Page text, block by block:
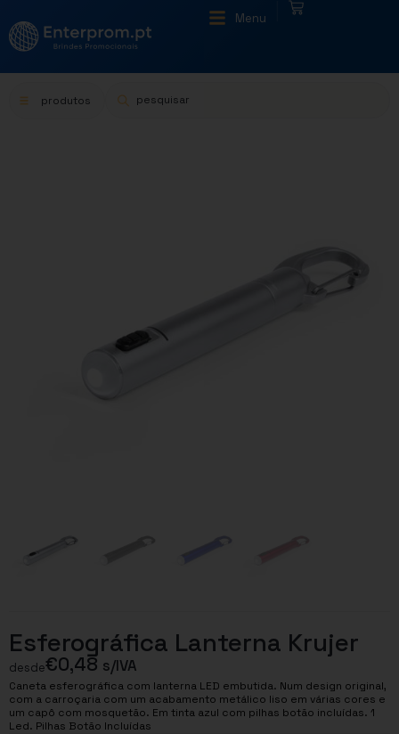
Menu
produtos
Esferográfica Lanterna Krujer
desde€0,48 s/IVA
Caneta esferográfica com lanterna LED embutida. Num design original,
com a carroçaria com um acabamento metálico liso em várias cores e
um capô com mosquetão. Em tinta azul com pilhas botão incluídas. 1
Led. Pilhas Botão Incluídas